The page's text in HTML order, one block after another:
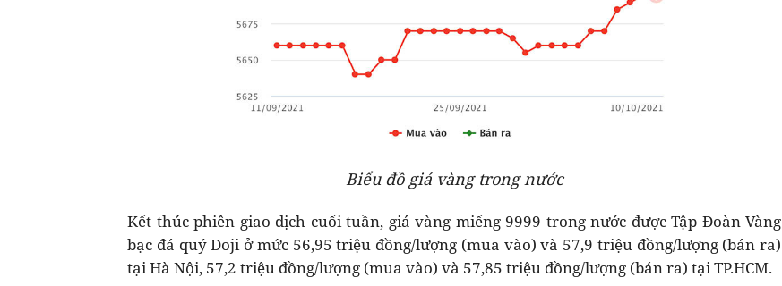
Biểu đồ giá vàng trong nước
Kết thúc phiên giao dịch cuối tuần, giá vàng miếng 9999 trong nước được Tập Đoàn Vàng
bạc đá quý Doji ở mức 56,95 triệu đồng/lượng (mua vào) và 57,9 triệu đồng/lượng (bán ra)
tại Hà Nội, 57,2 triệu đồng/lượng (mua vào) và 57,85 triệu đồng/lượng (bán ra) tại TP.HCM.